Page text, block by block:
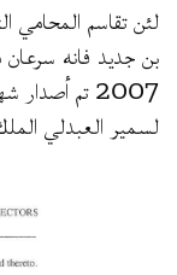
لئن تقاسم المحامي
بن جديد فانه
2007 تم
لسمير العبدلي